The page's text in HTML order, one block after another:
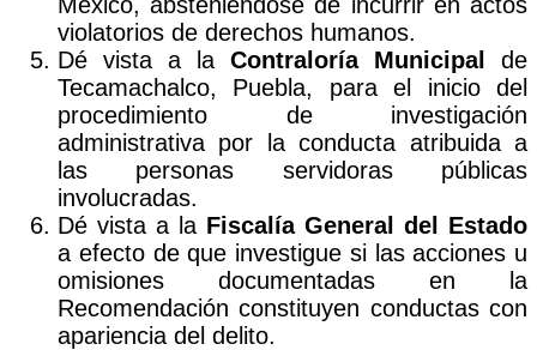
violatorios de derechos humanos.
Dé vista a la Contraloría Municipal
de
Tecamachalco, Puebla, para el inicio del
procedimiento de investigación
administrativa por la conducta atribuida a
las personas servidoras públicas
involucradas.
Dé vista a la Fiscalía General del Estado
a efecto de que investigue si las acciones u
omisiones documentadas en la
Recomendación constituyen conductas con
apariencia del delito.